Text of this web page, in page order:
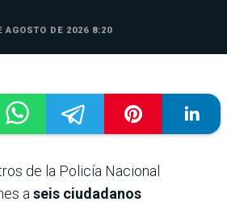
AGOSTO DE 2026 8:20
de la Policía Nacional
a seis ciudadanos